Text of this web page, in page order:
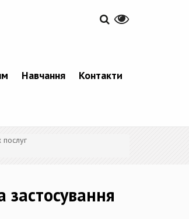
Навчання Контакти
послуг
застосування